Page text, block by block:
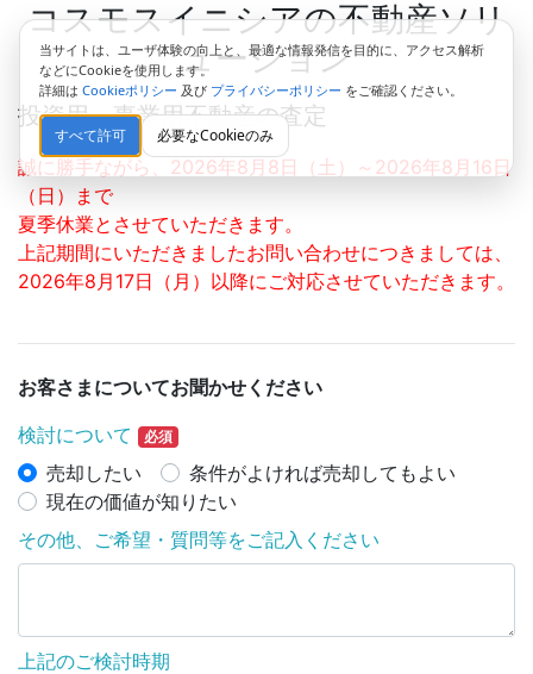
コスモスイニシアの不動産ソリ
ューション
投資用・事業用不動産の査定
誠に勝手ながら、2026年8月8日（土）～2026年8月16日
（日）まで
夏季休業とさせていただきます。
上記期間にいただきましたお問い合わせにつきましては、
2026年8月17日（月）以降にご対応させていただきます。
お客さまについてお聞かせください
検討について
必須
売却したい
条件がよければ売却してもよい
現在の価値が知りたい
その他、ご希望・質問等をご記入ください
上記のご検討時期
当サイトは、ユーザ体験の向上と、最適な情報発信を目的に、アクセス解析
などにCookieを使用します。
詳細は Cookieポリシー 及び プライバシーポリシー をご確認ください。
すべて許可 必要なCookieのみ